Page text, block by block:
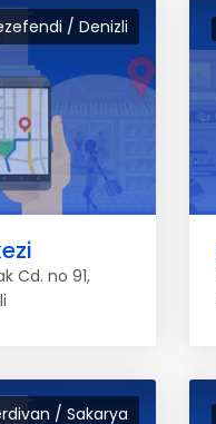
/ Denizli
Cd. no 91,
/ Sakarya